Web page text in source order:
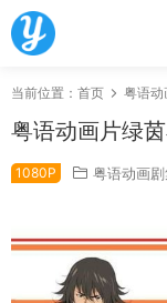
当前位置： 首页 粤语动
粤语动画片绿
1080P 粤语动画剧